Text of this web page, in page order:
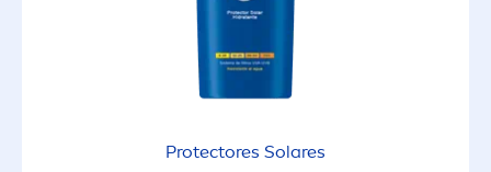
Protectores Solares